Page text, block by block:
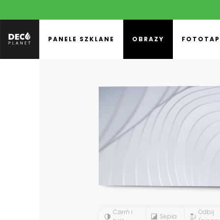
PANELE SZKLANE OBRAZY
Czerń i
Sepia
Odbij